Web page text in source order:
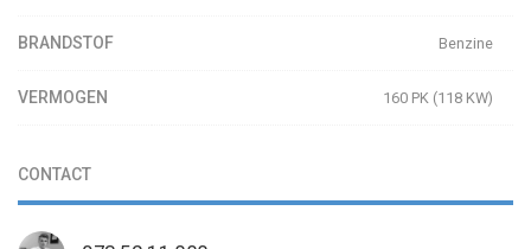
BRANDSTOF Benzine
VERMOGEN 160 PK (118 KW)
CONTACT